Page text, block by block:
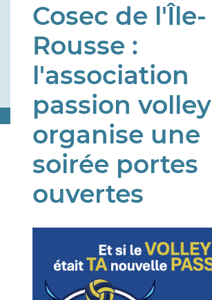
Cosec de l'Île-
Rousse :
l'association
passion volley
organise une
soirée portes
ouvertes